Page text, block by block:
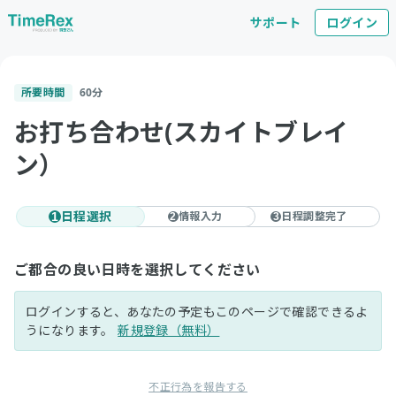
サポート ログイン
所要時間 60分
お打ち合わせ(スカイトブレイ
ン）
1 日程選択 2情報入力 3 日程調整完了
ご都合の良い日時を選択してください
ログインすると、あなたの予定もこのページで確認できるよ
うになります。新規登録（無料）
不正行為を報告する